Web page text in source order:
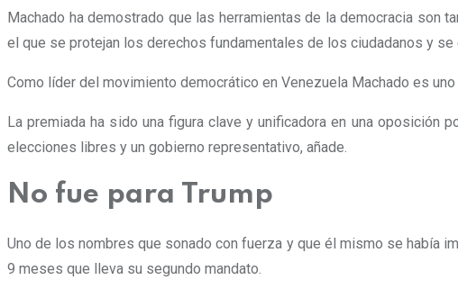
Machado ha demostrado que las herramientas de la democracia son
el que se protejan los derechos fundamentales de los ciudadanos y se
Como líder del movimiento democrático en Venezuela Machado es
La premiada ha sido una figura clave y unificadora en una oposición
elecciones libres y un gobierno representativo, añade.
No fue para Trump
Uno de los nombres que sonado con fuerza y que él mismo se había
9 meses que lleva su segundo mandato.